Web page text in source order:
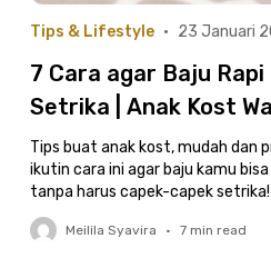
Tips & Lifestyle • 23 Januari
7 Cara agar Baju Rapi
Setrika | Anak Kost
Tahu!
Tips buat anak kost, mudah dan
ikutin cara ini agar baju kamu bisa
tanpa harus capek-capek setrika!
sini ya!
Meilila Syavira • 7 min read